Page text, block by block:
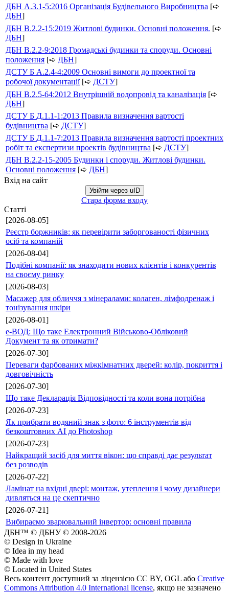
ДБН А.3.1-5:2016 Організація Будівельного Виробництва [➪
ДБН]
ДБН В.2.2-15:2019 Житлові будинки. Основні положення. [➪
ДБН]
ДБН В.2.2-9:2018 Громадські будинки та споруди. Основні
положення [➪ ДБН]
ДСТУ Б А.2.4-4:2009 Основні вимоги до проектної та
робочої документації[➪ ДСТУ]
ДБН В.2.5-64:2012 Внутрішній водопровід та каналізація [➪
ДБН]
ДСТУ Б Д.1.1-1:2013 Правила визначення вартості
будівництва [➪ ДСТУ]
ДСТУ Б Д.1.1-7:2013 Правила визначення вартості проектних
робіт та експертизи проектів будівництва [➪ ДСТУ]
ДБН В.2.2-15-2005 Будинки і споруди. Житлові будинки.
Основні положення [➪ ДБН]
Вхід на сайт
Увійти через uID
Стара форма входу
Статті
[2026-08-05]
Реєстр боржників: як перевірити заборгованості фізичних
осіб та компаній
[2026-08-04]
Подібні компанії: як знаходити нових клієнтів і конкурентів
на своєму ринку
[2026-08-03]
Масажер для обличчя з мінералами: колаген, лімфодренаж і
тонізування шкіри
[2026-08-01]
е-ВОД: Що таке Електронний Військово-Обліковий
Документ та як отримати?
[2026-07-30]
Переваги фарбованих міжкімнатних дверей: колір, покриття і
довговічність
[2026-07-30]
Що таке Декларація Відповідності та коли вона потрібна
[2026-07-23]
Як прибрати водяний знак з фото: 6 інструментів від
безкоштовних AI до Photoshop
[2026-07-23]
Найкращий засіб для миття вікон: що справді дає результат
без розводів
[2026-07-22]
Ламінат на вхідні двері: монтаж, утеплення і чому дизайнери
дивляться на це скептично
[2026-07-21]
Вибираємо зварювальний інвертор: основні правила
ДБН™ © ДБНУ © 2008-2026
© Design in Ukraine
© Idea in my head
© Made with love
© Located in United States
Весь контент доступний за ліцензією CC BY, OGL або Creative
Commons Attribution 4.0 International license, якщо не зазначено